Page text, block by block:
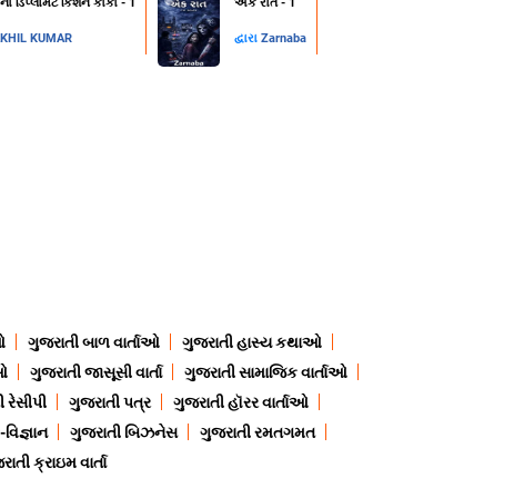
ડિપ્લોમેટ કિશન કાકા - 1
KUMAR
એક રાત - 1
દ્વારા Zarnaba
ગુજરાતી બાળ વાર્તાઓ
ગુજરાતી હાસ્ય કથાઓ
ગુજરાતી જાસૂસી વાર્તા
ગુજરાતી સામાજિક વાર્તાઓ
રેસીપી ગુજરાતી પત્ર
ગુજરાતી હૉરર વાર્તાઓ
ગુજરાતી બિઝનેસ
ગુજરાતી રમતગમત
ક્રાઇમ વાર્તા